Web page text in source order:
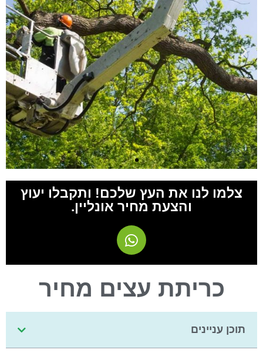
לשיחת יעוץ חינם חייגו
צלמו לנו את העץ שלכם! ותקבלו יעוץ
והצעת מחיר אונליין.
כריתת עצים מחיר
תוכן עניינים